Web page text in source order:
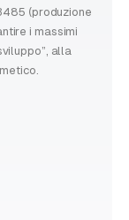
(produzione
i massimi
alla